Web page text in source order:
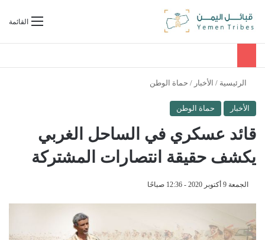
القائمةبحث عن
الرئيسية / الأخبار / حماة الوطن
الأخبار حماة الوطن
قائد عسكري في الساحل الغربي
يكشف حقيقة انتصارات المشتركة
الجمعة 9 أكتوبر 2020 - 12:36 صباحًا